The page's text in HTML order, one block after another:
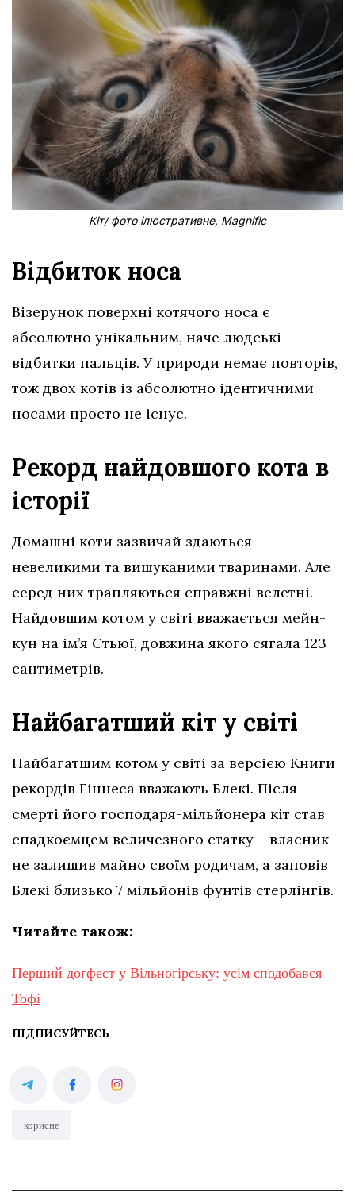
Кіт/ фото ілюстративне, Magnific
Відбиток носа
Візерунок поверхні котячого носа є
абсолютно унікальним, наче людські
відбитки пальців. У природи немає повторів,
тож двох котів із абсолютно ідентичними
носами просто не існує.
Рекорд найдовшого кота в
історії
Домашні коти зазвичай здаються
невеликими та вишуканими тваринами. Але
серед них трапляються справжні велетні.
Найдовшим котом у світі вважається мейн-
кун на ім’я Стьюї, довжина якого сягала 123
сантиметрів.
Найбагатший кіт у світі
Найбагатшим котом у світі за версією Книги
рекордів Гіннеса вважають Блекі. Після
смерті його господаря-мільйонера кіт став
спадкоємцем величезного статку – власник
не залишив майно своїм родичам, а заповів
Блекі близько 7 мільйонів фунтів стерлінгів.
Читайте також:
Перший догфест у Вільногірську: усім сподобався
Тофі
ПІДПИСУЙТЕСЬ
корисне